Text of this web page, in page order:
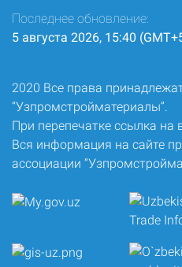
Последнее обновление:
5 августа 2026, 15:40
2020 Все права
“Узпромстройматериалы”.
При перепечатке ссылка на
Вся информация на сайте
ассоциации